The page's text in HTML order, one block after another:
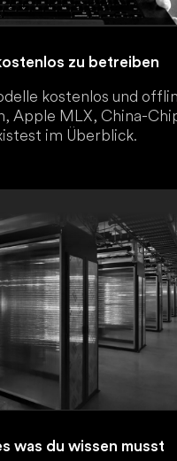
zu betreiben
kostenlos und
Apple MLX, China-
im Überblick.
was du wissen musst